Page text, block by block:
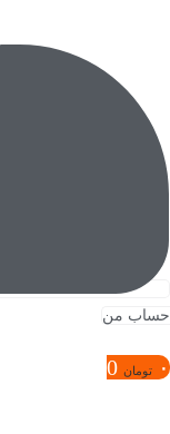
حساب من
۰ تومان 0